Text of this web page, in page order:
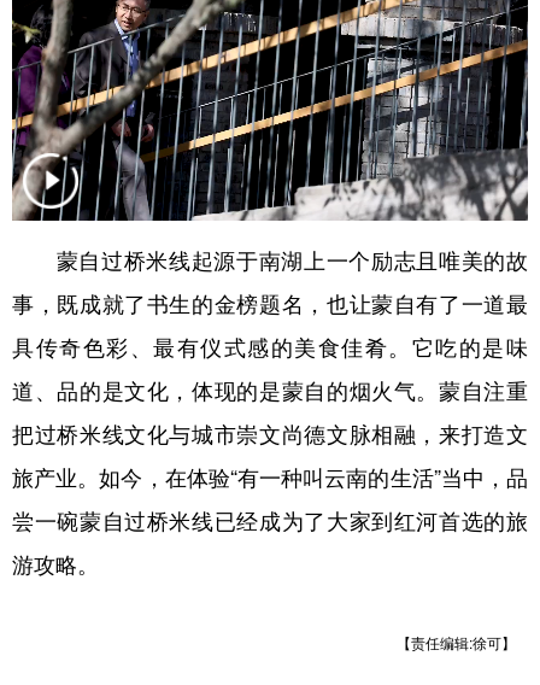
访谈 视频 图片 政务
法律 中央文件 金融 汽车
食品 人居 信息化 数字经济
学术中国 乡村振兴 银龄 溯源中国
彩票 娱乐 时尚 悦读
公益 一带一路 亚太网 上市公司
文化产业
地方频道
北京 天津 河北 山西
江西
蒙自过桥米线起源于南湖上一个励志且唯美的故
事，既成就了书生的金榜题名，也让蒙自有了一道最
具传奇色彩、最有仪式感的美食佳肴。它吃的是味
道、品的是文化，体现的是蒙自的烟火气。蒙自注重
把过桥米线文化与城市崇文尚德文脉相融，来打造文
旅产业。如今，在体验“有一种叫云南的生活”当中，品
尝一碗蒙自过桥米线已经成为了大家到红河首选的旅
游攻略。
【责任编辑:徐可】